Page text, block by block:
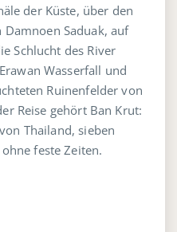
der Küste, über den
Saduak, auf
Schlucht des River
Wasserfall und
Ruinenfelder von
Reise gehört Ban Krut:
Thailand, sieben
feste Zeiten.